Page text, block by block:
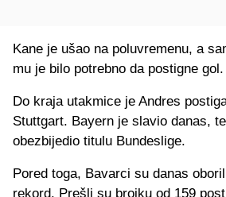
Kane je ušao na poluvremenu, a
mu je bilo potrebno da postigne gol.
Do kraja utakmice je Andres
Stuttgart. Bayern je slavio danas,
obezbijedio titulu Bundeslige.
Pored toga, Bavarci su danas
rekord. Prešli su brojku od 159